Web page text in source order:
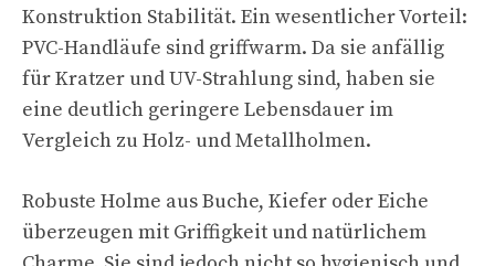
Konstruktion Stabilität. Ein wesentlicher Vorteil:
PVC-Handläufe sind griffwarm. Da sie anfällig
für Kratzer und UV-Strahlung sind, haben sie
eine deutlich geringere Lebensdauer im
Vergleich zu Holz- und Metallholmen.
Robuste Holme aus Buche, Kiefer oder Eiche
überzeugen mit Griffigkeit und natürlichem